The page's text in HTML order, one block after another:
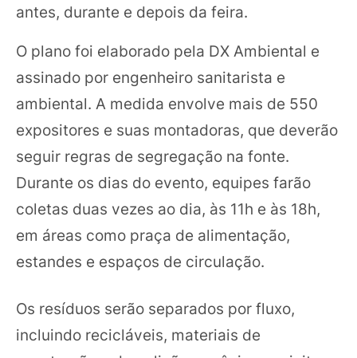
antes, durante e depois da feira.
O plano foi elaborado pela DX Ambiental e
assinado por engenheiro sanitarista e
ambiental. A medida envolve mais de 550
expositores e suas montadoras, que deverão
seguir regras de segregação na fonte.
Durante os dias do evento, equipes farão
coletas duas vezes ao dia, às 11h e às 18h,
em áreas como praça de alimentação,
estandes e espaços de circulação.
Os resíduos serão separados por fluxo,
incluindo recicláveis, materiais de